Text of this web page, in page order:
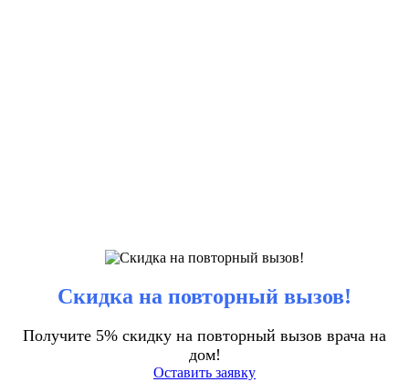
Скидка на повторный вызов!
Получите 5% скидку на повторный вызов врача на
дом!
Оставить заявку